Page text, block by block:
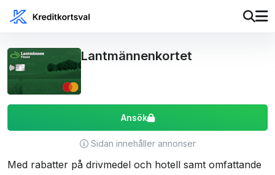
Ansök
Sidan innehåller annonser
Lantmännenkortet
Med rabatter på drivmedel och hotell samt omfattande